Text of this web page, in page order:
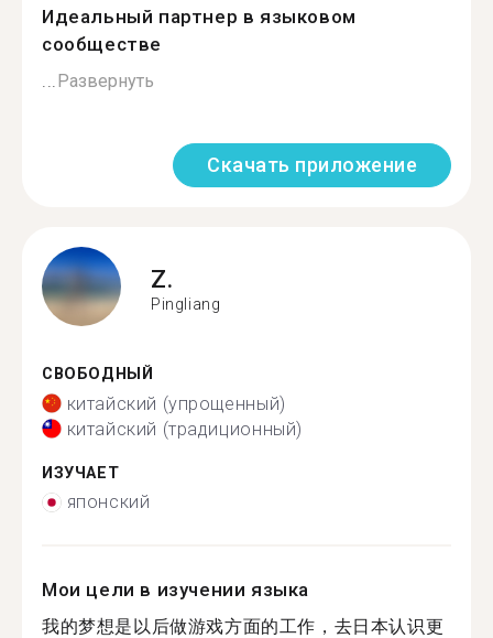
Идеальный партнер в языковом
сообществе
...Развернуть
Скачать приложение
Z.
Pingliang
СВОБОДНЫЙ
китайский (упрощенный)
китайский (традиционный)
ИЗУЧАЕТ
японский
Мои цели в изучении языка
我的梦想是以后做游戏方面的工作，去日本认识更